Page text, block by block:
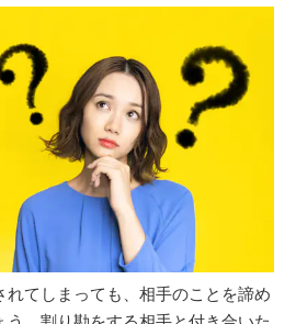
てしまっても、相手のことを諦め